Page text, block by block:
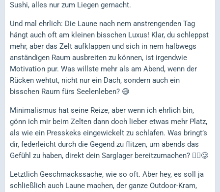
Sushi, alles nur zum Liegen gemacht.
Und mal ehrlich: Die Laune nach nem anstrengenden Tag
hängt auch oft am kleinen bisschen Luxus! Klar, du schleppst
mehr, aber das Zelt aufklappen und sich in nem halbwegs
anständigen Raum ausbreiten zu können, ist irgendwie
Motivation pur. Was willste mehr als am Abend, wenn der
Rücken wehtut, nicht nur ein Dach, sondern auch ein
bisschen Raum fürs Seelenleben? 😄
Minimalismus hat seine Reize, aber wenn ich ehrlich bin,
gönn ich mir beim Zelten dann doch lieber etwas mehr Platz,
als wie ein Presskeks eingewickelt zu schlafen. Was bringt’s
dir, federleicht durch die Gegend zu flitzen, um abends das
Gefühl zu haben, direkt dein Sarglager bereitzumachen? 🚶‍♂️🥲
Letztlich Geschmackssache, wie so oft. Aber hey, es soll ja
schließlich auch Laune machen, der ganze Outdoor-Kram,